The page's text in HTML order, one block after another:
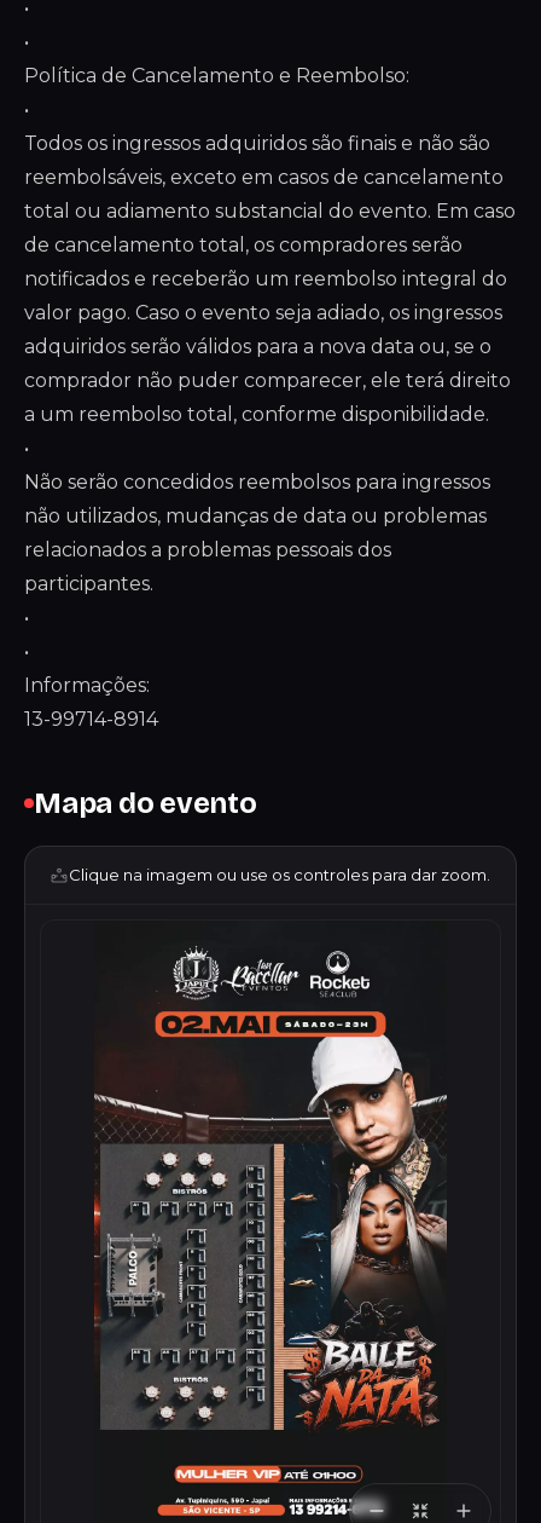
•
•
Política de Cancelamento e Reembolso:
•
Todos os ingressos adquiridos são finais e não são
reembolsáveis, exceto em casos de cancelamento
total ou adiamento substancial do evento. Em caso
de cancelamento total, os compradores serão
notificados e receberão um reembolso integral do
valor pago. Caso o evento seja adiado, os ingressos
adquiridos serão válidos para a nova data ou, se o
comprador não puder comparecer, ele terá direito
a um reembolso total, conforme disponibilidade.
•
Não serão concedidos reembolsos para ingressos
não utilizados, mudanças de data ou problemas
relacionados a problemas pessoais dos
participantes.
•
•
Informações:
13-99714-8914
Mapa do evento
Clique na imagem ou use os controles para dar zoom.